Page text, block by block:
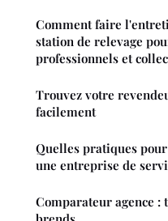
Comment faire
station de relevage
professionnels et
Trouvez votre
facilement
Quelles pratiques
une entreprise de
Comparateur agence :